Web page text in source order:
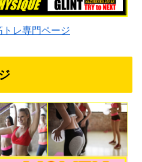
レ専門ページ